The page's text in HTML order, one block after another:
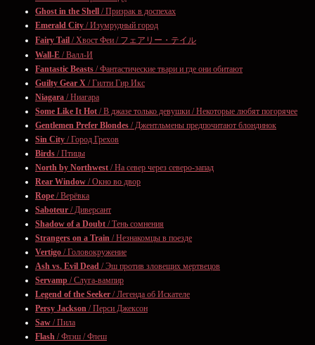
Ghost in the Shell / Призрак в доспехах
Emerald City / Изумрудный город
Fairy Tail / Хвост Феи / フェアリー・テイル
Wall-E / Валл-И
Fantastic Beasts / Фантастические твари и где они обитают
Guilty Gear X / Гилти Гир Икс
Niagara / Ниагара
Some Like It Hot / В джазе только девушки / Некоторые любят погорячее
Gentlemen Prefer Blondes / Джентльмены предпочитают блондинок
Sin City / Город Грехов
Birds / Птицы
North by Northwest / На север через северо-запад
Rear Window / Окно во двор
Rope / Верёвка
Saboteur / Диверсант
Shadow of a Doubt / Тень сомнения
Strangers on a Train / Незнакомцы в поезде
Vertigo / Головокружение
Ash vs. Evil Dead / Эш против зловещих мертвецов
Servamp / Слуга-вампир
Legend of the Seeker / Легенда об Искателе
Persy Jackson / Перси Джексон
Saw / Пила
Flash / Флэш / Флеш